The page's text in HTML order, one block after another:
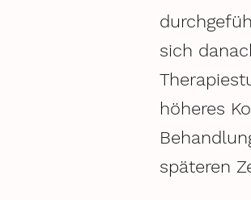
sich
höheres
späteren